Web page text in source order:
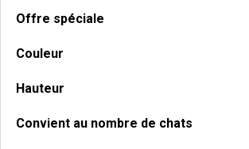
latérale
principale
Offre spéciale
Couleur
Hauteur
Convient au nombre de chats